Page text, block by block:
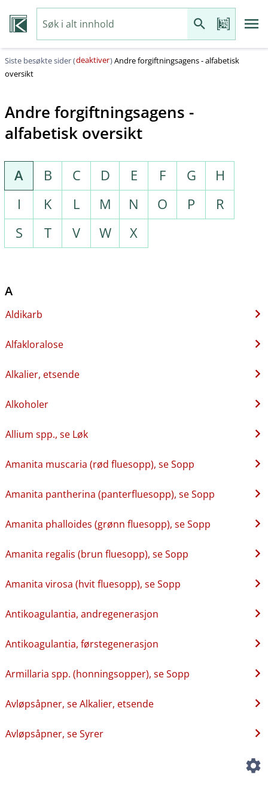
Siste besøkte sider (deaktiver)Andre forgiftningsagens - alfabetisk
oversikt
Andre forgiftningsagens -
alfabetisk oversikt
A B C D E F G
H
I
K L M N O P
R
S
T V W X
A
Aldikarb
Alfakloralose
Alkalier, etsende
Alkoholer
Allium spp., se Løk
Amanita muscaria (rød fluesopp), se Sopp
Amanita pantherina (panterfluesopp), se Sopp
Amanita phalloides (grønn fluesopp), se Sopp
Amanita regalis (brun fluesopp), se Sopp
Amanita virosa (hvit fluesopp), se Sopp
Antikoagulantia, andregenerasjon
Antikoagulantia, førstegenerasjon
Armillaria spp. (honningsopper), se Sopp
Avløpsåpner, se Alkalier, etsende
Avløpsåpner, se Syrer